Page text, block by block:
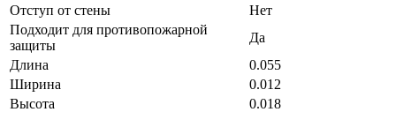
Отступ от стены
Нет
Подходит для противопожарной
защиты
Да
Длина
0.055
Ширина
0.012
Высота
0.018